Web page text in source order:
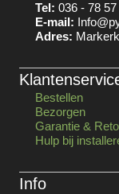
Tel: 036 - 78
E-mail:
Adres:
Bestellen
Bezorgen
Garantie &
Hulp bij
Info